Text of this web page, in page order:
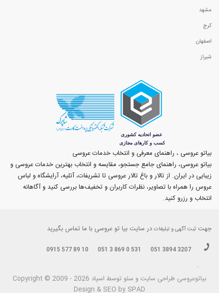
مشهد
کرج
اصفهان
شیراز
بیاتو عروسی ، راهنمای معرفی و انتخاب خدمات عروسی
بیاتو عروسی، راهنمای جامع جستجو، مقایسه و انتخاب بهترین خدمات عروسی و
زیبایی در ایران. از تالار و باغ تالار عروسی تا تشریفات، آتلیه، آرایشگاه و لباس
عروس را همراه با تصاویر، نظرات کاربران و تخفیف‌ها بررسی کنید و آگاهانه
انتخاب و رزرو کنید.
جهت ثبت آگهی و تبلیغات در سایت بیا تو عروسی با ما تماس بگیرید
051 3894 3207
051 3 869 0 531
0915 577 89 10
.
بیاتوعروسی Copyright © 2009 - 2026 طراحی سايت و سئو توسط اسپاد
Design & SEO by SPAD